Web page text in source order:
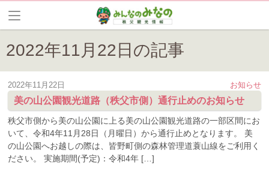
2022年11月22日の記事
お知らせ
2022年11月22日
美の山公園観光道路（秩父市側）通行止めのお知らせ
秩父市側から美の山公園に上る美の山公園観光道路の一部区間にお
いて、令和4年11月28日（月曜日）から通行止めとなります。 美
の山公園へお越しの際は、皆野町側の森林管理道蓑山線をご利用く
ださい。 実施期間(予定)：令和4年 […]